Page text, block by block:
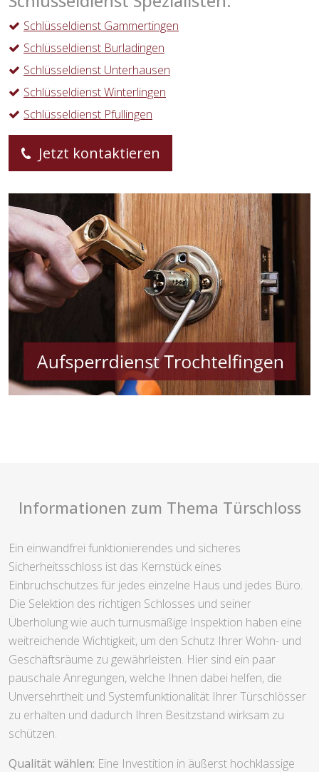
Schlüsseldienst Gammertingen
Schlüsseldienst Burladingen
Schlüsseldienst Unterhausen
Schlüsseldienst Winterlingen
Schlüsseldienst Pfullingen
Jetzt kontaktieren
Informationen zum Thema Türschloss
Ein einwandfrei funktionierendes und sicheres
Sicherheitsschloss ist das Kernstück eines
Einbruchschutzes für jedes einzelne Haus und jedes Büro.
Die Selektion des richtigen Schlosses und seiner
Überholung wie auch turnusmäßige Inspektion haben eine
weitreichende Wichtigkeit, um den Schutz Ihrer Wohn- und
Geschäftsräume zu gewährleisten. Hier sind ein paar
pauschale Anregungen, welche Ihnen dabei helfen, die
Unversehrtheit und Systemfunktionalität Ihrer Türschlösser
zu erhalten und dadurch Ihren Besitzstand wirksam zu
schützen.
Qualität wählen: Eine Investition in äußerst hochklassige